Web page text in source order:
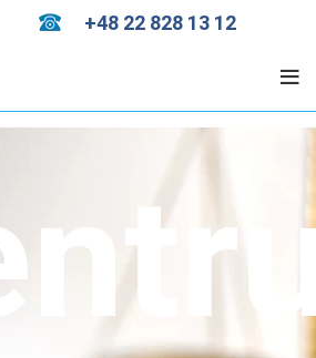
+48 22 828 13 12